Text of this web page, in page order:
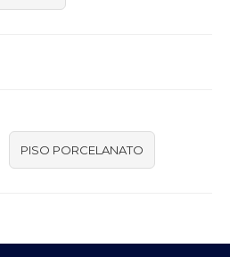
PISO PORCELANATO